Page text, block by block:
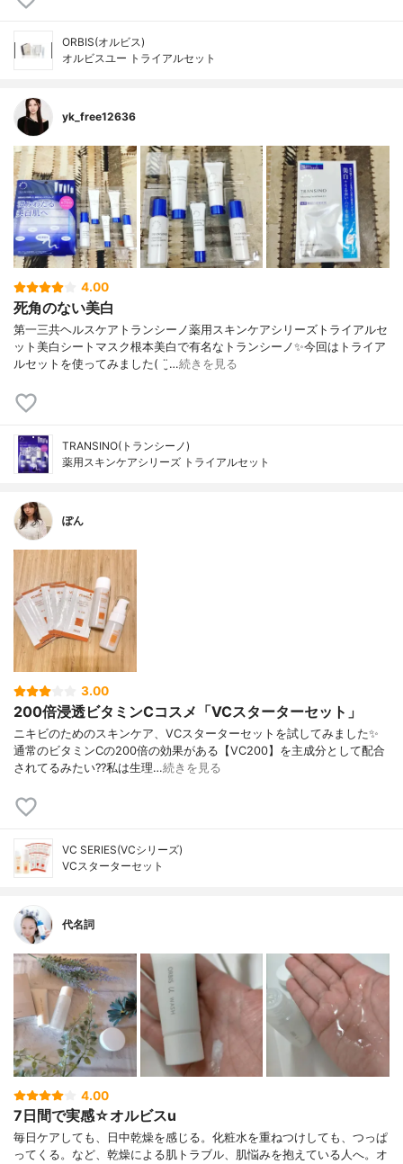
ORBIS(オルビス)
オルビスユー トライアルセット
yk_free12636
4.00
死角のない美白
第一三共ヘルスケアトランシーノ薬用スキンケアシリーズトライアルセ
ット美白シートマスク根本美白で有名なトランシーノ✨今回はトライア
ルセットを使ってみました( ¨̮…続きを見る
TRANSINO(トランシーノ)
薬用スキンケアシリーズ トライアルセット
ぽん
3.00
200倍浸透ビタミンCコスメ「VCスターターセット」
ニキビのためのスキンケア、VCスターターセットを試してみました✨
通常のビタミンCの200倍の効果がある【VC200】を主成分として配合
されてるみたい??私は生理…続きを見る
VC SERIES(VCシリーズ)
VCスターターセット
代名詞
4.00
7日間で実感☆オルビスu
毎日ケアしても、日中乾燥を感じる。化粧水を重ねつけしても、つっぱ
ってくる。など、乾燥による肌トラブル、肌悩みを抱えている人へ。オ